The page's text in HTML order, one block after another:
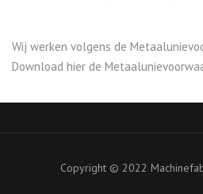
Wij werken volgens de
Download hier de
Copyright © 2022